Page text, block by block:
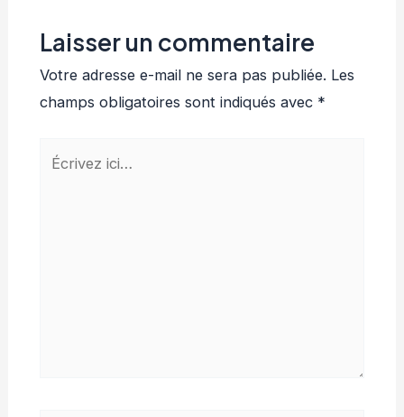
Laisser un commentaire
Votre adresse e-mail ne sera pas publiée. Les
champs obligatoires sont indiqués avec *
Écrivez